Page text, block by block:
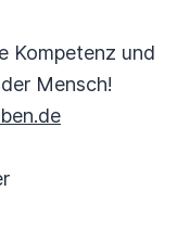
Kompetenz und
Mensch!